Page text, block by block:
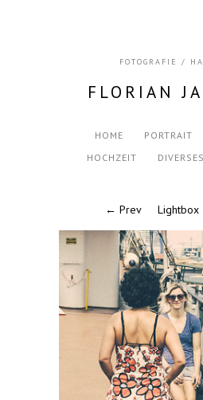
FOTOGRAFIE /
FLORIAN
HOME PORTRAIT
HOCHZEIT
DIVERSES
← Prev Lightbox